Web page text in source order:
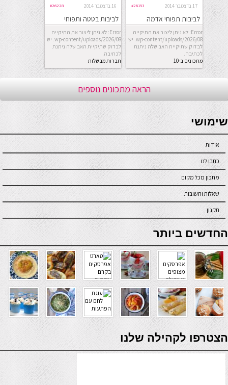
17 בדצמבר 2014 #26153
לביבות תפוחי אדמה
וקישואים
Error: לא ניתן ליצור את התיקייה
wp-content/uploads/2026/08. יש
לבדוק שתיקיית האב שלה ניתנת
לכתיבה.
מתכונים ב-10
דקות
16 בדצמבר 2014 #26228
לביבות בטטה ותפוחי
אדמהError: לא ניתן ליצור את התיקייה
wp-content/uploads/2026/08. יש
לבדוק שתיקיית האב שלה ניתנת
לכתיבה.
חברות מבשלות
הראה מתכונים נוספים
seriöse online casinos österreich
שימושי
אודות
כתבו לנו
מתכון מכל מקום
שאלות ותשובות
תקנון
online casino
החדשים ביותר
verde casino
הצטרפו לקהילה שלנו